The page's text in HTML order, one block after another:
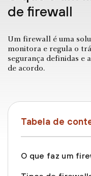
de firewall
Um firewall é uma
monitora e regula o
segurança definidas e
de acordo.
Tabela de
O que faz um